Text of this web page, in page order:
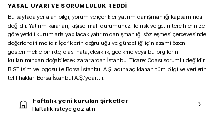
YASAL UYARI VE SORUMLULUK REDDİ
Bu sayfada yer alan bilgi, yorum ve içerikler yatırım danışmanlığı kapsamında
değildir. Yatırım kararları, kişisel mali durumunuz ile risk ve getiri tercihlerinize
göre yetkili kurumlarla yapılacak yatırım danışmanlığı sözleşmesi çerçevesinde
değerlendirilmelidir. İçeriklerin doğruluğu ve güncelliği için azami özen
gösterilmekle birlikte, olası hata, eksiklik, gecikme veya bu bilgilerin
kullanımından doğabilecek zararlardan İstanbul Ticaret Odası sorumlu değildir.
BIST isim ve logosu ile Borsa İstanbul A.Ş. adına açıklanan tüm bilgi ve verilerin
telif hakları Borsa İstanbul A.Ş.’ye aittir.
Haftalık yeni kurulan şirketler
Haftalık listeye göz atın